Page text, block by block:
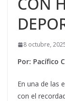
8 octubre,
Por: Pacífico
En una de las
con el